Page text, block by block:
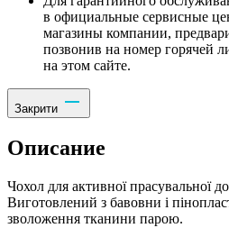
в официальные сервисные
магазины компании,
позвонив на номер горячей
на этом сайте.
Закрити
Описание
Чохол для активної прасувальної
Виготовлений з бавовни і
зволоження тканини парою.